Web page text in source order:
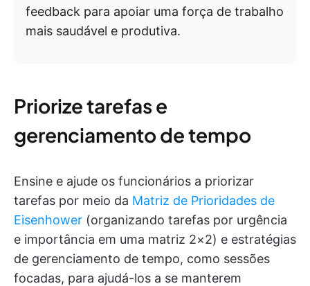
feedback para apoiar uma força de trabalho
mais saudável e produtiva.
Priorize tarefas e
gerenciamento de tempo
Ensine e ajude os funcionários a priorizar
tarefas por meio da Matriz de Prioridades de
Eisenhower (organizando tarefas por urgência
e importância em uma matriz 2×2) e estratégias
de gerenciamento de tempo, como sessões
focadas, para ajudá-los a se manterem